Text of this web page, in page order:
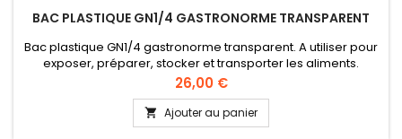
BAC PLASTIQUE GN1/4 GASTRONORME TRANSPARENT
Bac plastique GN1/4 gastronorme transparent. A utiliser pour
exposer, préparer, stocker et transporter les aliments.
Qualité alimentaire, conformément à la directive UE 10/2011
(CEE).
Prix
26,00 €
 Ajouter au panier